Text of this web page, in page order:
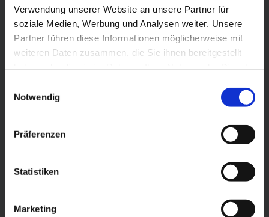
Verwendung unserer Website an unsere Partner für
soziale Medien, Werbung und Analysen weiter. Unsere
Partner führen diese Informationen möglicherweise mit
weiteren Daten zusammen, die Sie ihnen bereitgestellt
Cookies, wenn Sie unsere Webseite weiterhin nutzen.
Notwendig
Präferenzen
Statistiken
Marketing
Der Gesundheitsmarkt boomt